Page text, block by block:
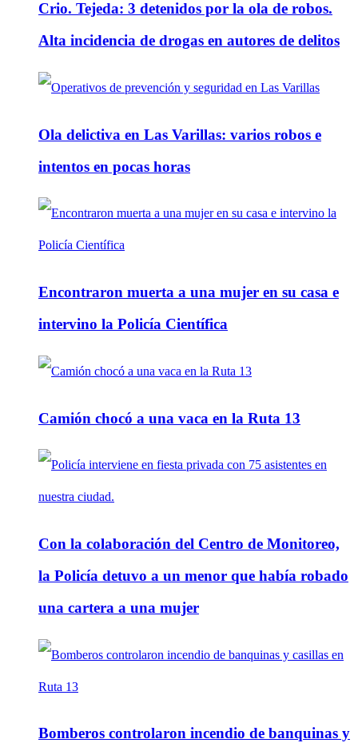
Crio. Tejeda: 3 detenidos por la ola de robos.
Alta incidencia de drogas en autores de delitos
Ola delictiva en Las Varillas: varios robos e
intentos en pocas horas
Encontraron muerta a una mujer en su casa e
intervino la Policía Científica
Camión chocó a una vaca en la Ruta 13
Con la colaboración del Centro de Monitoreo,
la Policía detuvo a un menor que había robado
una cartera a una mujer
Bomberos controlaron incendio de banquinas y